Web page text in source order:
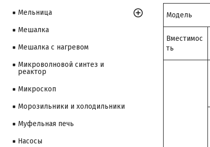
Модель
Вместимос
ть
Мельница
Мешалка
Мешалка с нагревом
Микроволновой синтез и
реактор
Микроскоп
Морозильники и холодильники
Муфельная печь
Насосы